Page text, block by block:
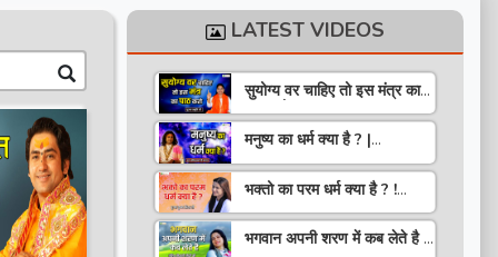
LATEST VIDEOS
सुयोग्य वर चाहिए तो इस मंत्र का
पाठ करो ! Speech ! Pujya
Stuti Ji
मनुष्य का धर्म क्या है ? |
Aniruddhacharya Ji
Maharaj
भक्तो का परम धर्म क्या है ? !
Pravachan ! Pujya
Krishna Priya Ji
भगवान अपनी शरण में कब लेते है ?